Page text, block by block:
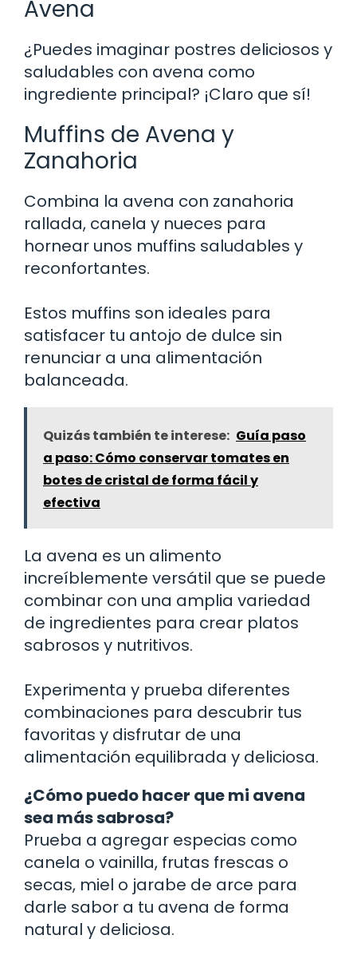
Avena
¿Puedes imaginar postres deliciosos y
saludables con avena como
ingrediente principal? ¡Claro que sí!
Muffins de Avena y
Zanahoria
Combina la avena con zanahoria
rallada, canela y nueces para
hornear unos muffins saludables y
reconfortantes.
Estos muffins son ideales para
satisfacer tu antojo de dulce sin
renunciar a una alimentación
balanceada.
Quizás también te interese: Guía paso
a paso: Cómo conservar tomates en
botes de cristal de forma fácil y
efectiva
La avena es un alimento
increíblemente versátil que se puede
combinar con una amplia variedad
de ingredientes para crear platos
sabrosos y nutritivos.
Experimenta y prueba diferentes
combinaciones para descubrir tus
favoritas y disfrutar de una
alimentación equilibrada y deliciosa.
¿Cómo puedo hacer que mi avena
sea más sabrosa?
Prueba a agregar especias como
canela o vainilla, frutas frescas o
secas, miel o jarabe de arce para
darle sabor a tu avena de forma
natural y deliciosa.